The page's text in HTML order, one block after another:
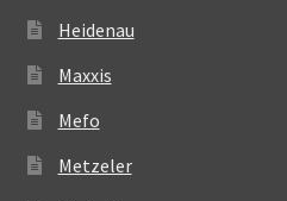
Heidenau
Maxxis
Mefo
Metzeler